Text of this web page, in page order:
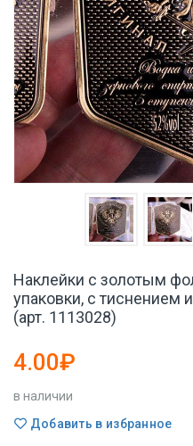
Наклейки с золотым
упаковки, с тиснением
(арт. 1113028)
4.00₽
в наличии
Добавить в избранное